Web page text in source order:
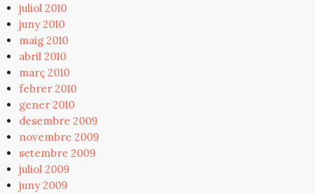
juliol 2010
juny 2010
maig 2010
abril 2010
març 2010
febrer 2010
gener 2010
desembre 2009
novembre 2009
setembre 2009
juliol 2009
juny 2009